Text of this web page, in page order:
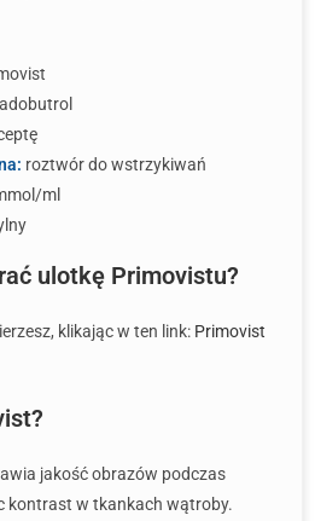
roztwór do wstrzykiwań
ml
ulotkę Primovistu?
klikając w ten link: Primovist
jakość obrazów podczas
kontrast w tkankach wątroby.